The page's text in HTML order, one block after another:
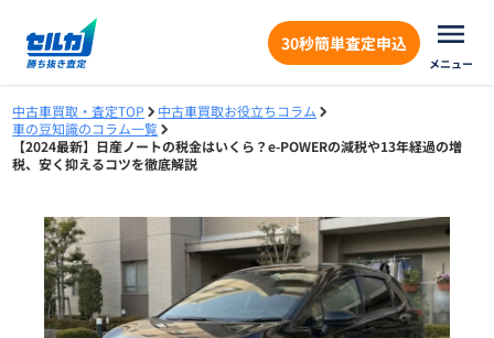
30秒簡単査定申込
メニュー
中古車買取・査定TOP
中古車買取お役立ちコラム
車の豆知識のコラム一覧
【2024最新】日産ノートの税金はいくら？e-POWERの減税や13年経過の増
税、安く抑えるコツを徹底解説